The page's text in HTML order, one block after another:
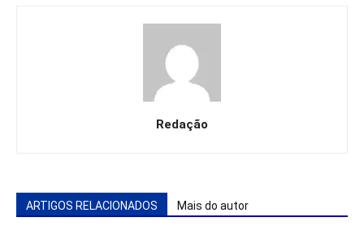
Redação
ARTIGOS RELACIONADOS Mais do autor